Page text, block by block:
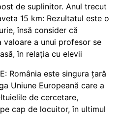
de suplinitor. Anul trecut
15 km: Rezultatul este o
însă consider că
valoare a unui profesor se
în relația cu elevii
România este singura țară
Uniune Europeană care a
de cercetare,
cap de locuitor, în ultimul